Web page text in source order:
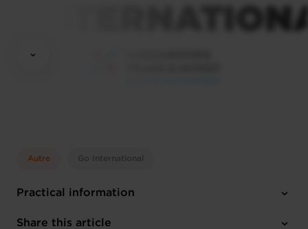
Autre Go International
Practical information
Thursday 3 Dec 2026 > Friday 4 Dec 2026
Share this article